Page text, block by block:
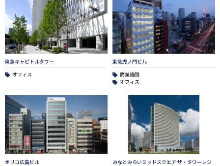
東急キャピトルタワー
オフィス
東急虎ノ門ビル
商業施設
オフィス
オリコ広島ビル
みなとみらいミッドスクエア ザ・タワーレジ